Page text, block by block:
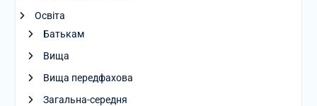
Освіта
Батькам
Вища
Вища передфахова
Загальна-середня